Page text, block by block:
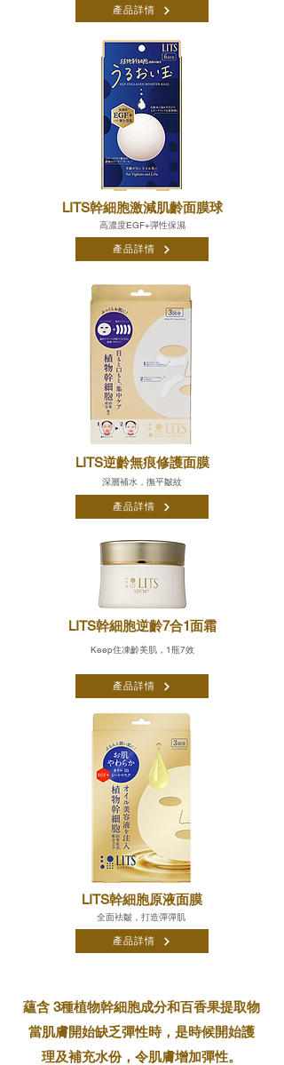
產品詳情
LITS幹細胞激減肌齡面膜球
高濃度EGF+彈性保濕
產品詳情
LITS逆齡無痕修護面膜
深層補水，撫平皺紋
產品詳情
LITS幹細胞逆齡7合1面霜
Keep住凍齡美肌，1瓶7效
產品詳情
LITS幹細胞原液面膜
全面袪皺，打造彈彈肌
產品詳情
蘊含 3種植物幹細胞成分和百香果提取物
當肌膚開始缺乏彈性時，是時候開始護
理及補充水份，令肌膚增加彈性。